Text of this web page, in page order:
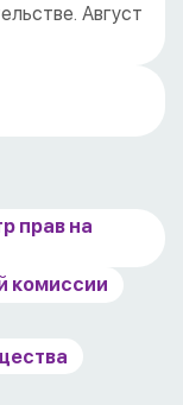
Август
прав на
комиссии